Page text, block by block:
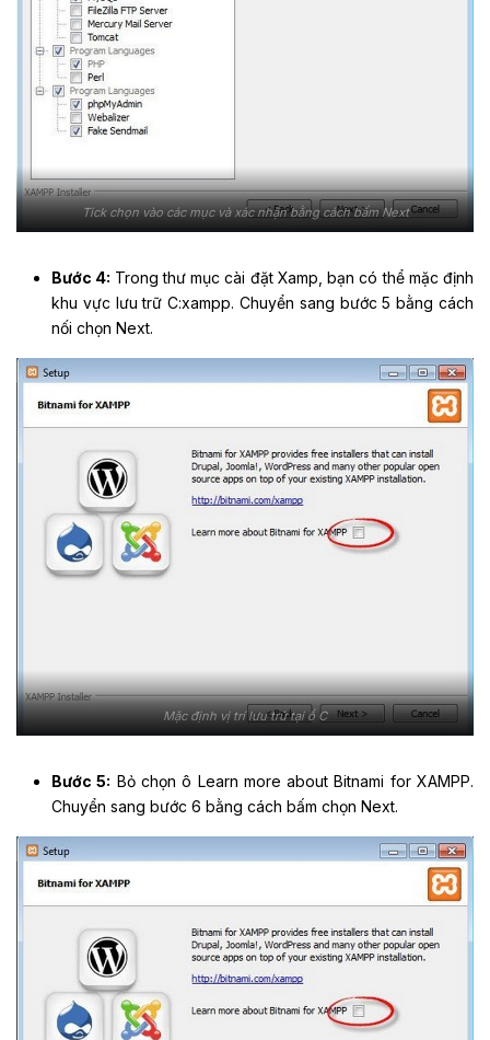
Tick chọn vào các mục và xác nhận bằng cách bấm Next
Bước 4: Trong thư mục cài đặt Xamp, bạn có thể mặc định
khu vực lưu trữ C:xampp. Chuyển sang bước 5 bằng cách
nối chọn Next.
Mặc định vị trí lưu trữ tại ổ C
Bước 5: Bỏ chọn ô Learn more about Bitnami for XAMPP.
Chuyển sang bước 6 bằng cách bấm chọn Next.